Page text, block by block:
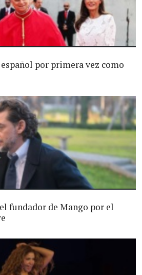
por primera vez como
fundador de Mango por el